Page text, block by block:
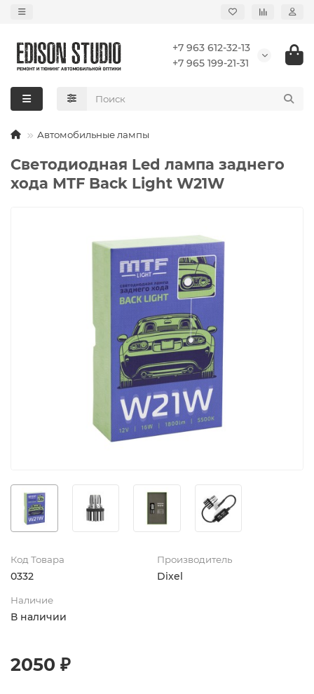
+7 963 612-32-13
+7 965 199-21-31
Автомобильные лампы
Светодиодная Led лампа заднего
хода MTF Back Light W21W
Код Товара
0332
Производитель
Dixel
Наличие
В наличии
2050 ₽